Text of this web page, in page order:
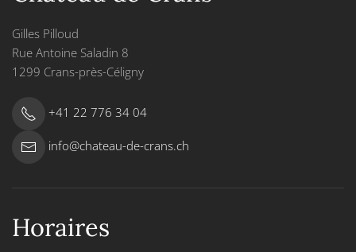
Gilles Pilloud
Rue Antoine Saladin 8
1299 Crans-près-Céligny
+41 22 776 34 04
info@chateau-de-crans.ch
Horaires